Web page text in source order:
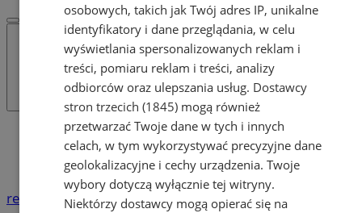
Katalog firm
Dom i Budownictwo
Materiały instalacyjne
reklama
osobowych, takich jak Twój adres IP, unikalne
identyfikatory i dane przeglądania, w celu
wyświetlania spersonalizowanych reklam i
treści, pomiaru reklam i treści, analizy
odbiorców oraz ulepszania usług. Dostawcy
stron trzecich (1845) mogą również
przetwarzać Twoje dane w tych i innych
celach, w tym wykorzystywać precyzyjne dane
geolokalizacyjne i cechy urządzenia. Twoje
wybory dotyczą wyłącznie tej witryny.
Niektórzy dostawcy mogą opierać się na